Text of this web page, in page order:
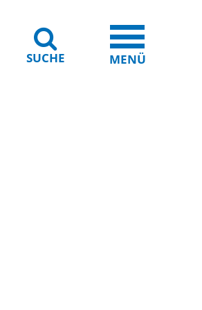
SUCHE MENÜ